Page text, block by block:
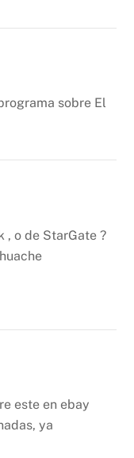
sobre El
, o de StarGate ?
este en ebay
ya